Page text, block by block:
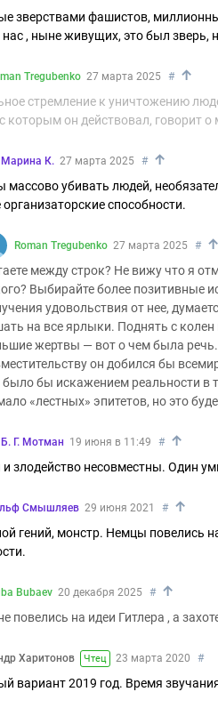
зверствами фашистов,
нас , ныне живущих, это был
Tregubenko 27 марта 2025 # ↑
стремление к уничтожению
которым он действовал, говорит о
Марина К. 27 марта 2025 # ↑
массово убивать людей,
организаторские способности.
Roman Tregubenko 27 марта 2025 # ↑
между строк? Не вижу что я
Выбирайте более позитивные
удовольствия от нее,
на все ярлыки. Поднять с
жертвы — вот о чем была
он добился бы
было бы искажением реальности в
«лестных» эпитетов, но это
Б. Г. Мотман 19 июня в 11:49 # ↑
и злодейство несовместны. Один
Смышляев 29 июня 2021 # ↑
гений, монстр. Немцы повелись
Bubaev 20 декабря 2025 # ↑
повелись на идеи Гитлера , а
Харитонов Чтец 23 марта 2020 #
вариант 2019 год. Время